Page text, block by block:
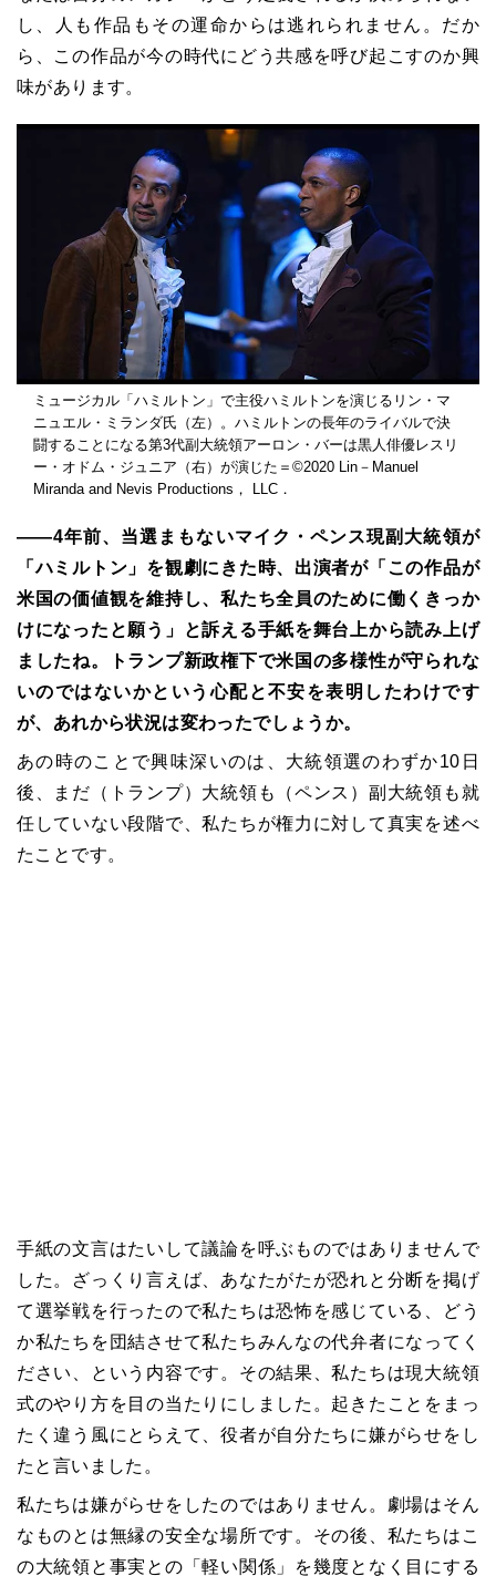
し、人も作品もその運命からは逃れられません。だか
ら、この作品が今の時代にどう共感を呼び起こすのか興
味があります。
ミュージカル「ハミルトン」で主役ハミルトンを演じるリン・マ
ニュエル・ミランダ氏（左）。ハミルトンの長年のライバルで決
闘することになる第3代副大統領アーロン・バーは黒人俳優レスリ
ー・オドム・ジュニア（右）が演じた＝©2020 Lin－Manuel
Miranda and Nevis Productions， LLC．
――4年前、当選まもないマイク・ペンス現副大統領が
「ハミルトン」を観劇にきた時、出演者が「この作品が
米国の価値観を維持し、私たち全員のために働くきっか
けになったと願う」と訴える手紙を舞台上から読み上げ
ましたね。トランプ新政権下で米国の多様性が守られな
いのではないかという心配と不安を表明したわけです
が、あれから状況は変わったでしょうか。
あの時のことで興味深いのは、大統領選のわずか10日
後、まだ（トランプ）大統領も（ペンス）副大統領も就
任していない段階で、私たちが権力に対して真実を述べ
たことです。
手紙の文言はたいして議論を呼ぶものではありませんで
した。ざっくり言えば、あなたがたが恐れと分断を掲げ
て選挙戦を行ったので私たちは恐怖を感じている、どう
か私たちを団結させて私たちみんなの代弁者になってく
ださい、という内容です。その結果、私たちは現大統領
式のやり方を目の当たりにしました。起きたことをまっ
たく違う風にとらえて、役者が自分たちに嫌がらせをし
たと言いました。
私たちは嫌がらせをしたのではありません。劇場はそん
なものとは無縁の安全な場所です。その後、私たちはこ
の大統領と事実との「軽い関係」を幾度となく目にする